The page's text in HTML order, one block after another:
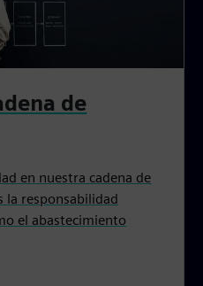
de
en nuestra cadena de
responsabilidad
el abastecimiento